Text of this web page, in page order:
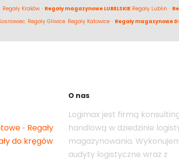
Regały Kraków• Regały magazynowe LUBELSKIE Regały Lublin •
Regały Gliwice Regały Katowice • Regały magazynowe
• Regały
do kręgów
O nas
Logimax jest firmą
handlową w dziedzinie
magazynowania.
audyty logistyczne wraz z